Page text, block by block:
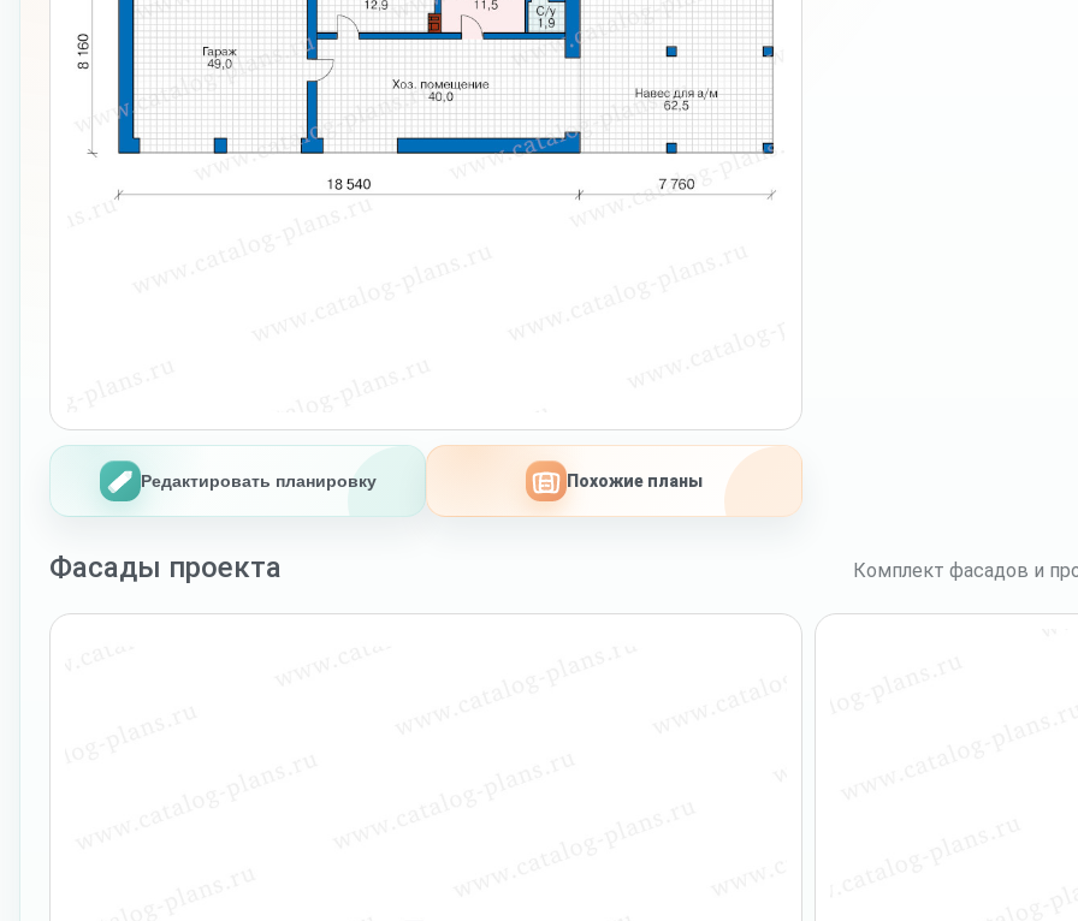
Редактировать планировку Похожие планы
Фасады проекта Комплект фасадов и